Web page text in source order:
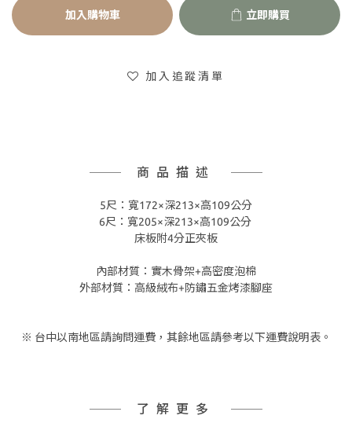
加入購物車 立即購買
加入追蹤清單
商品描述
5尺：寬172×深213×高109公分
6尺：寬205×深213×高109公分
床板附4分正夾板
內部材質：實木骨架+高密度泡棉
外部材質：高級絨布+防鏽五金烤漆腳座
※ 台中以南地區請詢問運費，其餘地區請參考以下運費說明表。
了解更多